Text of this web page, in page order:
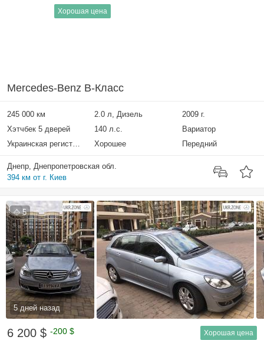
Хорошая цена
Mercedes-Benz B-Класс
245 000 км 2.0 л, Дизель
2009 г.
Хэтчбек 5 дверей
140 л.с.
Вариатор
Украинская регистрация
Хорошее Передний
Днепр, Днепропетровская обл.
394 км от г. Киев
5
5 дней назад
6 200 $ -200 $ Хорошая цена